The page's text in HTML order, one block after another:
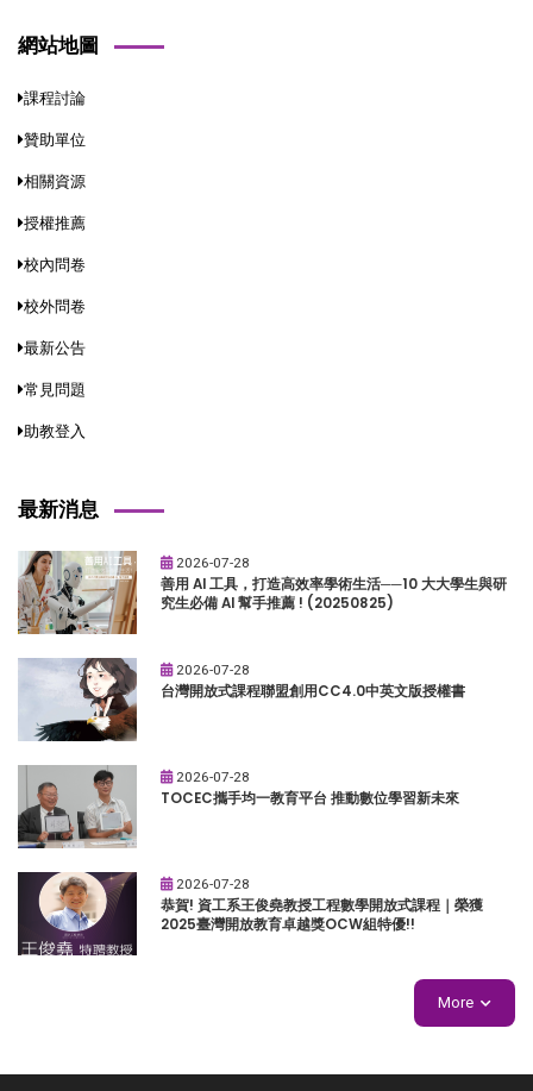
網站地圖
課程討論
贊助單位
相關資源
授權推薦
校內問卷
校外問卷
最新公告
常見問題
助教登入
最新消息
2026-07-28
善用 AI 工具，打造高效率學術生活──10 大大學生與研
究生必備 AI 幫手推薦 ! (20250825)
2026-07-28
台灣開放式課程聯盟創用CC4.0中英文版授權書
2026-07-28
TOCEC攜手均一教育平台 推動數位學習新未來
2026-07-28
恭賀! 資工系王俊堯教授工程數學開放式課程｜榮獲
2025臺灣開放教育卓越獎OCW組特優!!
More